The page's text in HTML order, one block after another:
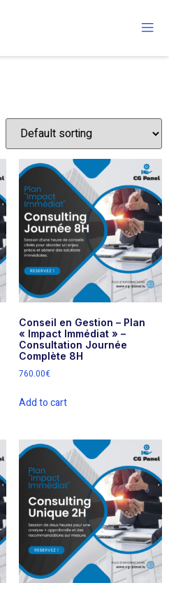
Conseil en Gestion – Plan
« Impact Immédiat » –
Consultation Journée
Complète 8H
760.00€
Add to cart